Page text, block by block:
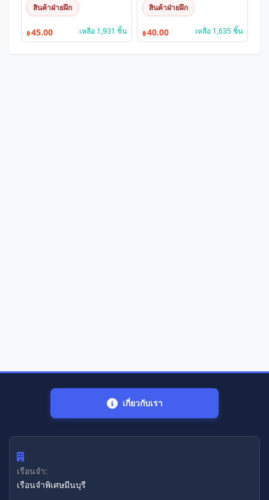
สินค้าฝ่ายฝึก
฿45.00 เหลือ 1,931 ชิ้น
สินค้าฝ่ายฝึก
฿40.00 เหลือ 1,635 ชิ้น
เกี่ยวกับเรา
เรือนจำ:
เรือนจำพิเศษมีนบุรี